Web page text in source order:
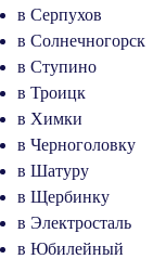
в Серпухов
в Солнечногорск
в Ступино
в Троицк
в Химки
в Черноголовку
в Шатуру
в Щербинку
в Электросталь
в Юбилейный